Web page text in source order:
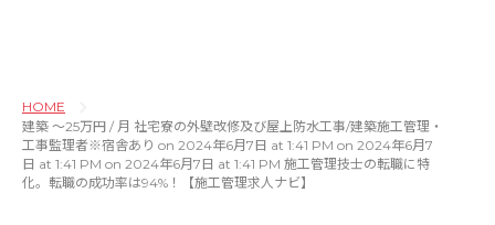
HOME
建築 〜25万円 / 月 社宅寮の外壁改修及び屋上防水工事/建築施工管理・
工事監理者※宿舎あり on 2024年6月7日 at 1:41 PM on 2024年6月7
日 at 1:41 PM on 2024年6月7日 at 1:41 PM 施工管理技士の転職に特
化。転職の成功率は94%！【施工管理求人ナビ】